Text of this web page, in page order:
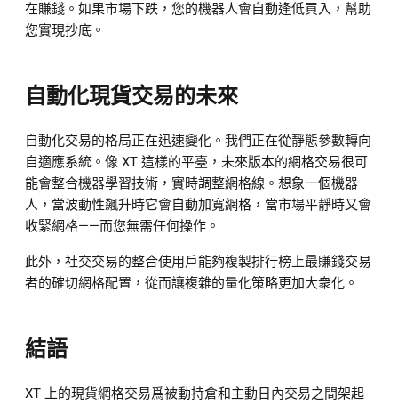
在賺錢。如果市場下跌，您的機器人會自動逢低買入，幫助
您實現抄底。
自動化現貨交易的未來
自動化交易的格局正在迅速變化。我們正在從靜態參數轉向
自適應系統。像 XT 這樣的平臺，未來版本的網格交易很可
能會整合機器學習技術，實時調整網格線。想象一個機器
人，當波動性飆升時它會自動加寬網格，當市場平靜時又會
收緊網格——而您無需任何操作。
此外，社交交易的整合使用戶能夠複製排行榜上最賺錢交易
者的確切網格配置，從而讓複雜的量化策略更加大衆化。
結語
XT 上的現貨網格交易爲被動持倉和主動日內交易之間架起